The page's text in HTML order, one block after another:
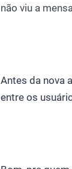
não viu a
Antes da nova
entre os